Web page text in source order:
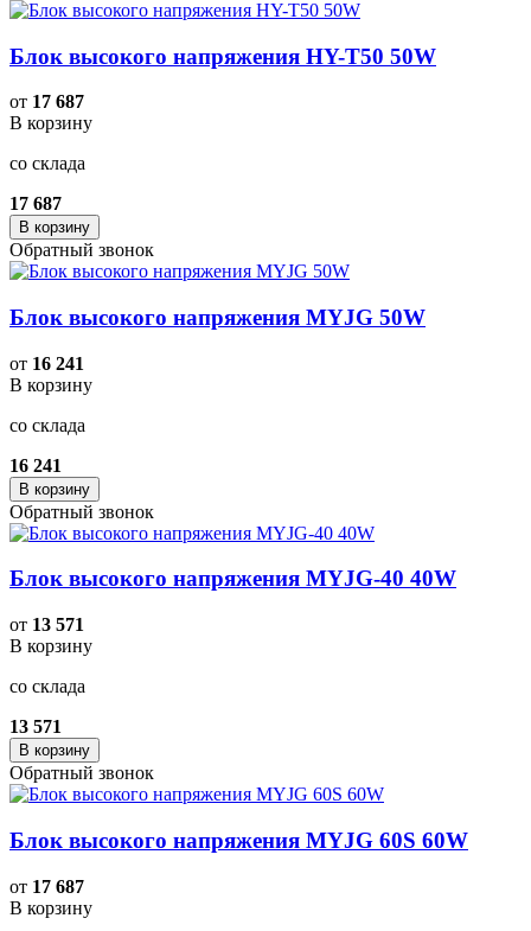
Блок высокого напряжения HY-T50 50W
от 17 687
В корзину
со склада
17 687
В корзину
Обратный звонок
Блок высокого напряжения MYJG 50W
от 16 241
В корзину
со склада
16 241
В корзину
Обратный звонок
Блок высокого напряжения MYJG-40 40W
от 13 571
В корзину
со склада
13 571
В корзину
Обратный звонок
Блок высокого напряжения MYJG 60S 60W
от 17 687
В корзину